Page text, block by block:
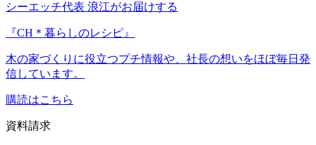
シーエッチ代表 浪江がお届けする
『CH＊暮らしのレシピ』
木の家づくりに役立つプチ情報や、社長の想いをほぼ毎日発
信しています。
購読はこちら
資料請求